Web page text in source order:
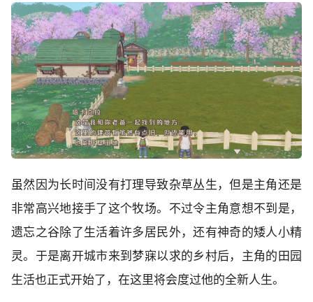
虽然因为长时间没有打理导致杂草丛生，但是主角还是
非常高兴地接手了这个牧场。不过令主角意想不到是，
遗忘之谷除了生活着许多居民外，还有神奇的矮人小精
灵。于是离开城市来到梦寐以求的乡村后，主角的田园
生活也正式开始了，在这里将会度过他的全新人生。